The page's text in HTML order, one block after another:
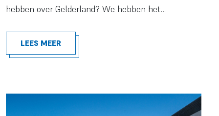
hebben over Gelderland? We hebben het…
LEES MEER